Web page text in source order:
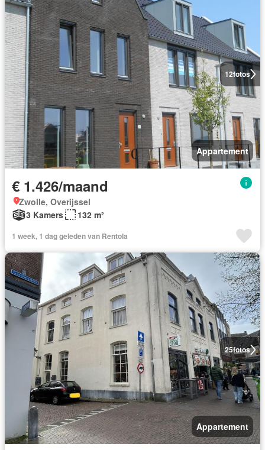
12fotos
Appartement
€ 1.426/maand
Zwolle, Overijssel
3 Kamers
132 m²
1 week, 1 dag geleden van Rentola
25fotos
Appartement